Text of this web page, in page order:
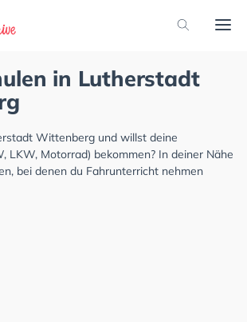
in Lutherstadt
Wittenberg und willst deine
LKW, Motorrad) bekommen? In deiner Nähe
bei denen du Fahrunterricht nehmen